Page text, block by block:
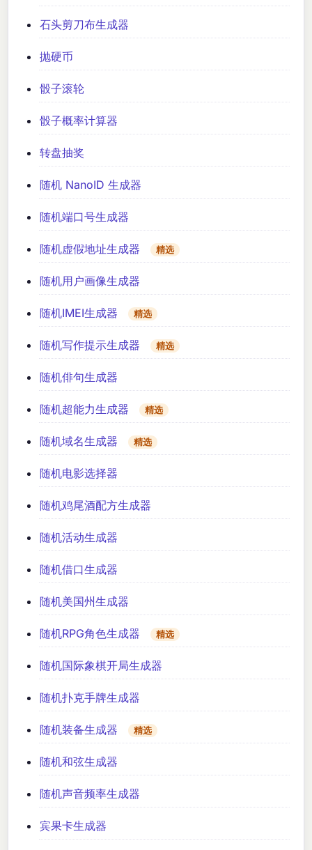
石头剪刀布生成器
抛硬币
骰子滚轮
骰子概率计算器
转盘抽奖
随机 NanoID 生成器
随机端口号生成器
随机虚假地址生成器 精选
随机用户画像生成器
随机IMEI生成器 精选
随机写作提示生成器 精选
随机俳句生成器
随机超能力生成器 精选
随机域名生成器 精选
随机电影选择器
随机鸡尾酒配方生成器
随机活动生成器
随机借口生成器
随机美国州生成器
随机RPG角色生成器 精选
随机国际象棋开局生成器
随机扑克手牌生成器
随机装备生成器 精选
随机和弦生成器
随机声音频率生成器
宾果卡生成器